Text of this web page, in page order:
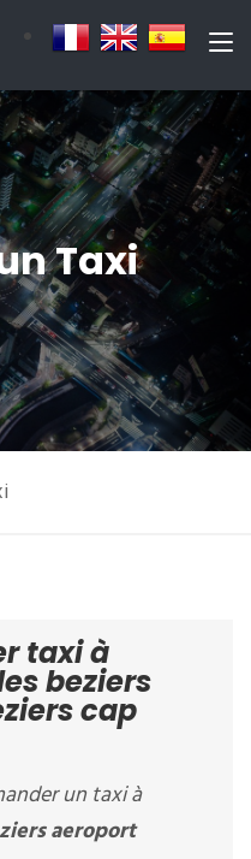
Taxi
taxi à
beziers
cap
un taxi à
aeroport